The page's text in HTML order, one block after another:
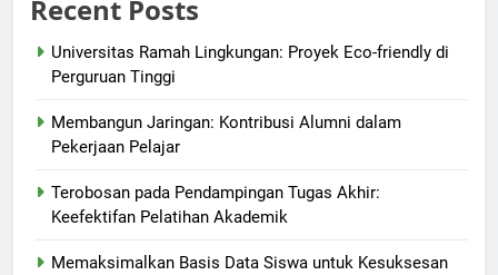
Recent Posts
Universitas Ramah Lingkungan: Proyek Eco-friendly di
Perguruan Tinggi
Membangun Jaringan: Kontribusi Alumni dalam
Pekerjaan Pelajar
Terobosan pada Pendampingan Tugas Akhir:
Keefektifan Pelatihan Akademik
Memaksimalkan Basis Data Siswa untuk Kesuksesan